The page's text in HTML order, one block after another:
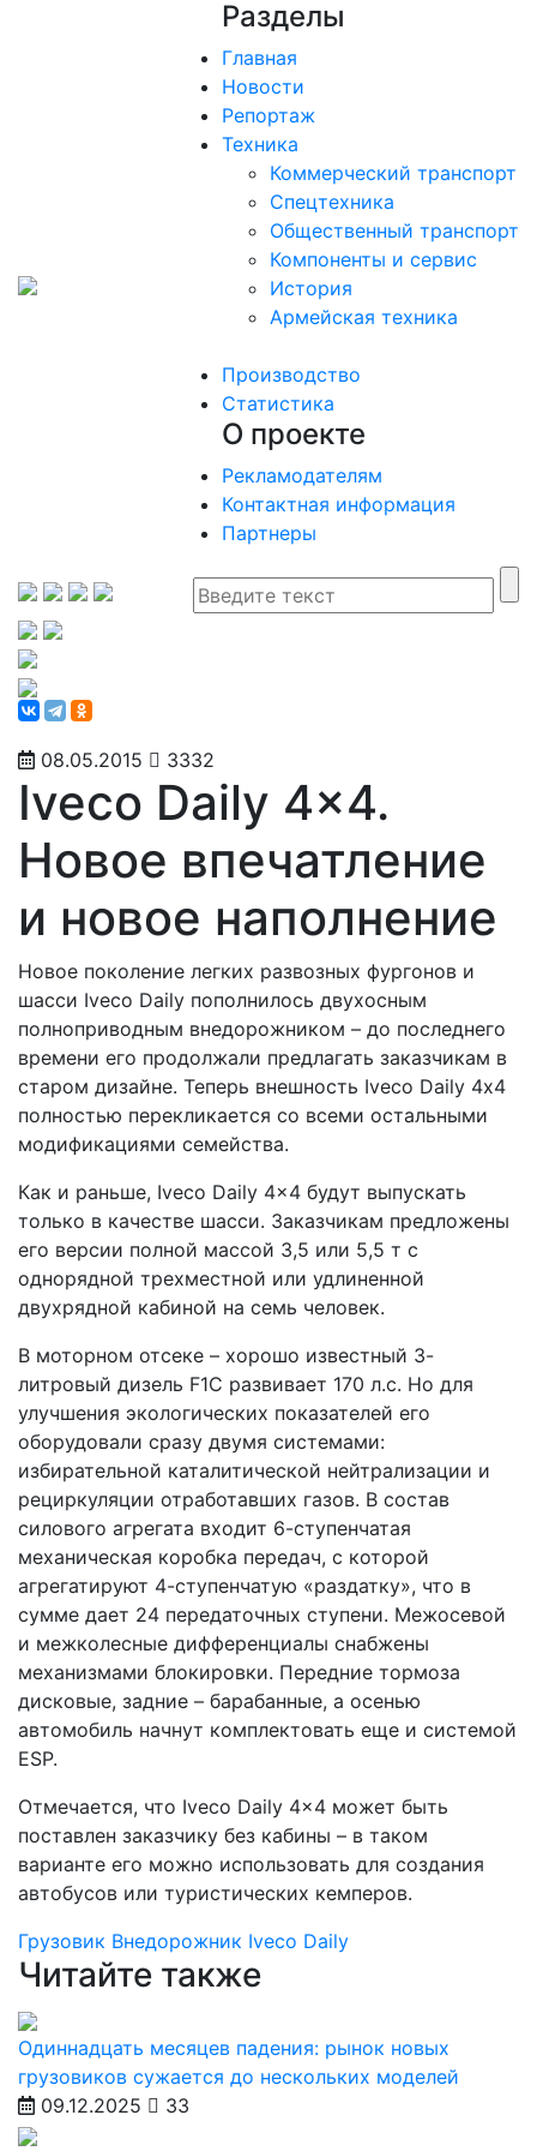
Разделы
Главная
Новости
Репортаж
Техника
Коммерческий транспорт
Спецтехника
Общественный транспорт
Компоненты и сервис
История
Армейская техника
Производство
Статистика
О проекте
Рекламодателям
Контактная информация
Партнеры
08.05.2015 3332
Iveco Daily 4x4.
Новое впечатление
и новое наполнение
Новое поколение легких развозных фургонов и
шасси Iveco Daily пополнилось двухосным
полноприводным внедорожником – до последнего
времени его продолжали предлагать заказчикам в
старом дизайне. Теперь внешность Iveco Daily 4х4
полностью перекликается со всеми остальными
модификациями семейства.
Как и раньше, Iveco Daily 4x4 будут выпускать
только в качестве шасси. Заказчикам предложены
его версии полной массой 3,5 или 5,5 т с
однорядной трехместной или удлиненной
двухрядной кабиной на семь человек.
В моторном отсеке – хорошо известный 3-
литровый дизель F1C развивает 170 л.с. Но для
улучшения экологических показателей его
оборудовали сразу двумя системами:
избирательной каталитической нейтрализации и
рециркуляции отработавших газов. В состав
силового агрегата входит 6-ступенчатая
механическая коробка передач, с которой
агрегатируют 4-ступенчатую «раздатку», что в
сумме дает 24 передаточных ступени. Межосевой
и межколесные дифференциалы снабжены
механизмами блокировки. Передние тормоза
дисковые, задние – барабанные, а осенью
автомобиль начнут комплектовать еще и системой
ESP.
Отмечается, что Iveco Daily 4x4 может быть
поставлен заказчику без кабины – в таком
варианте его можно использовать для создания
автобусов или туристических кемперов.
Грузовик Внедорожник Iveco Daily
Читайте также
Одиннадцать месяцев падения: рынок новых
грузовиков сужается до нескольких моделей
09.12.2025
33